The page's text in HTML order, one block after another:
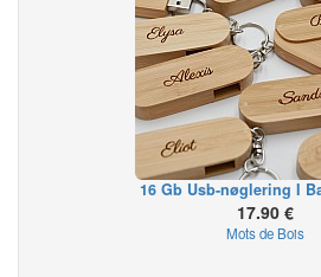
16 Gb Usb-nøglering I
17.90 €
Mots de Bois